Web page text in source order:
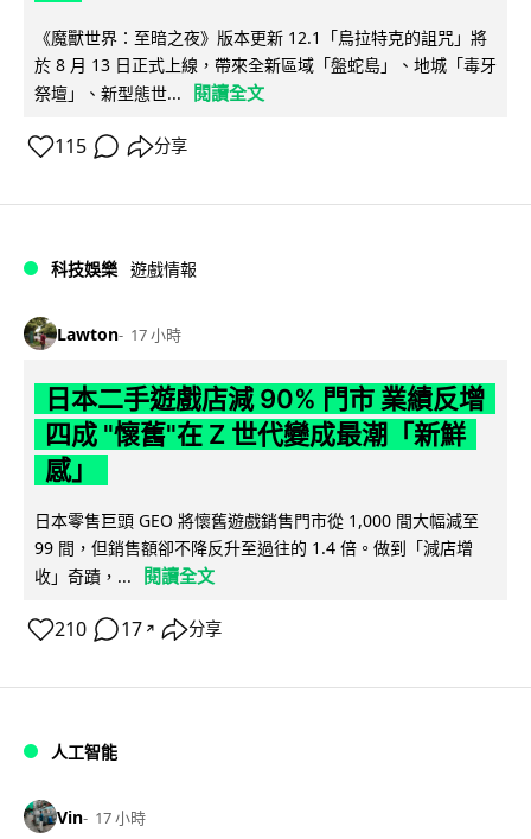
《魔獸世界：至暗之夜》版本更新 12.1「烏拉特克的詛咒」將
於 8 月 13 日正式上線，帶來全新區域「盤蛇島」、地城「毒牙
祭壇」、新型態世...
閱讀全文
115 分享
科技娛樂 遊戲情報
Lawton 17 小時
日本二手遊戲店減 90% 門市 業績反增
四成 "懷舊"在 Z 世代變成最潮「新鮮
感」
日本零售巨頭 GEO 將懷舊遊戲銷售門市從 1,000 間大幅減至
99 間，但銷售額卻不降反升至過往的 1.4 倍。做到「減店增
收」奇蹟，...
閱讀全文
210 17 ↗ 分享
人工智能
Vin 17 小時